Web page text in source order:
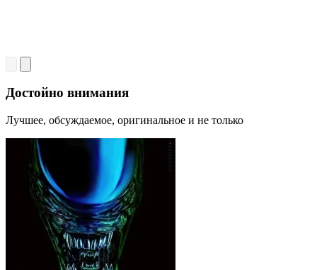
Достойно внимания
Лучшее, обсуждаемое, оригинальное и не только